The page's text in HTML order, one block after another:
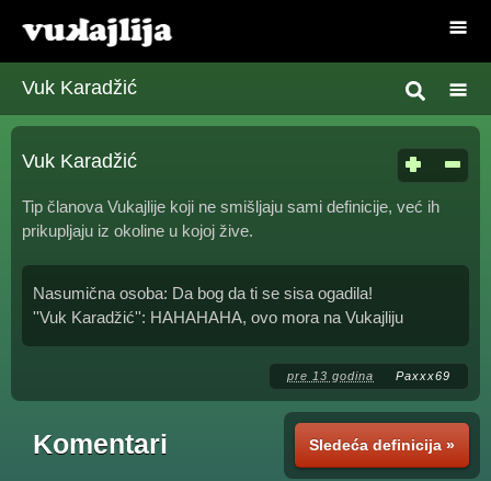
Vuk Karadžić
Vuk Karadžić
Tip članova Vukajlije koji ne smišljaju sami definicije, već ih
prikupljaju iz okoline u kojoj žive.
Nasumična osoba: Da bog da ti se sisa ogadila!
''Vuk Karadžić'': HAHAHAHA, ovo mora na Vukajliju
pre 13 godina Paxxx69
Sledeća definicija »
Komentari